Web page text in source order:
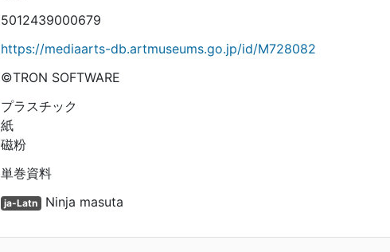
5012439000679
https://mediaarts-db.artmuseums.go.jp/id/M728082
©TRON SOFTWARE
プラスチック
紙
磁粉
単巻資料
ja-Latn Ninja masuta